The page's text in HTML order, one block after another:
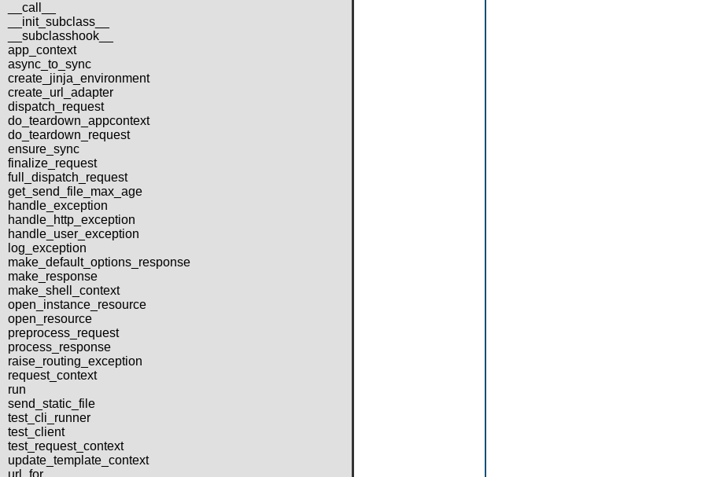
__call__
__init_subclass__
__subclasshook__
app_context
async_to_sync
create_jinja_environment
create_url_adapter
dispatch_request
do_teardown_appcontext
do_teardown_request
ensure_sync
finalize_request
full_dispatch_request
get_send_file_max_age
handle_exception
handle_http_exception
handle_user_exception
log_exception
make_default_options_response
make_response
make_shell_context
open_instance_resource
open_resource
preprocess_request
process_response
raise_routing_exception
request_context
run
send_static_file
test_cli_runner
test_client
test_request_context
update_template_context